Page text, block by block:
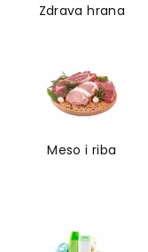
Zdrava hrana
Meso i riba